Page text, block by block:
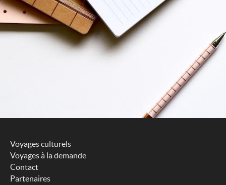
Voyages culturels
Voyages à la demande
Contact
Partenaires